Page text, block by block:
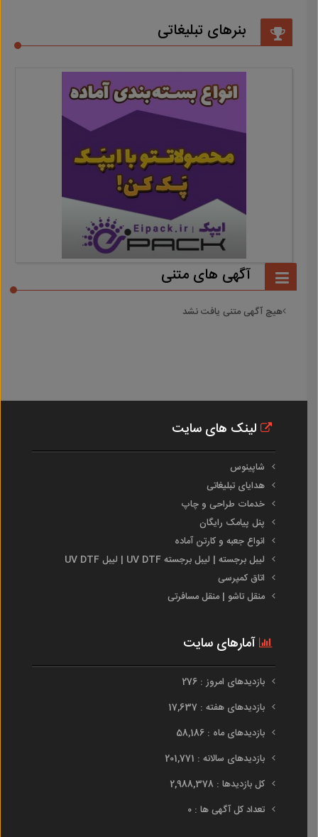
بنرهای تبلیغاتی
آگهی های متنی
هیچ آگهی متنی یافت نشد
لینک های سایت
شاپینوس
هدایای تبلیغاتی
خدمات طراحی و چاپ
پنل پیامک رایگان
انواع جعبه و کارتن آماده
لیبل برجسته | لیبل برجسته UV DTF | لیبل UV DTF
اتاق کمپرسی
منقل تاشو | منقل مسافرتی
آمارهای سایت
بازدیدهای امروز : 276
بازدیدهای هفته : 17,637
بازدیدهای ماه : 58,186
بازدیدهای سالانه : 201,771
کل بازدیدها : 2,988,378
تعداد کل آگهی ها : 0